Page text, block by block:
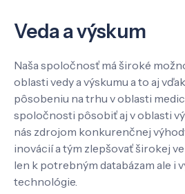
Veda a výskum
Naša spoločnosť má široké
oblasti vedy a výskumu a to aj
pôsobeniu na trhu v oblasti
spoločnosti pôsobiť aj v oblasti
nás zdrojom konkurenčnej
inovácií a tým zlepšovať širokej
len k potrebným databázam ale i
technológie.